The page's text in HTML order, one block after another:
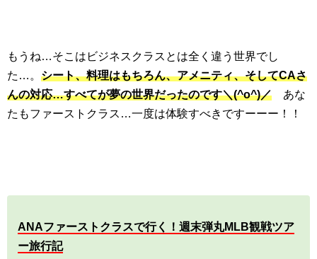
もうね…そこはビジネスクラスとは全く違う世界でし
た…。 シート、料理はもちろん、アメニティ、そしてCAさ
んの対応…すべてが夢の世界だったのです＼(^o^)／ あな
たもファーストクラス…一度は体験すべきですーーー！！
ANAファーストクラスで行く！週末弾丸MLB観戦ツア
ー旅行記